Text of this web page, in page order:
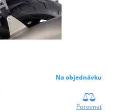
Na objednávku
Porovnať